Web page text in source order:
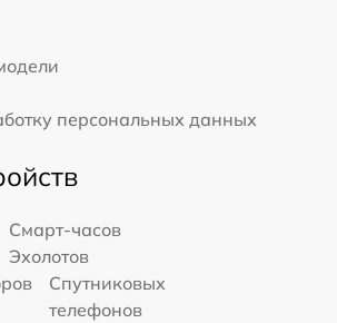
персональных данных
Смарт-часов
Эхолотов
Спутниковых
телефонов